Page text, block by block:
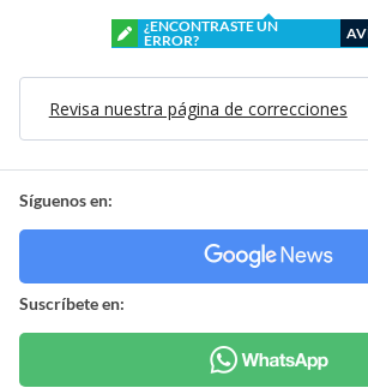
¿ENCONTRASTE UN
ERROR?
Revisa nuestra página de correcciones
Síguenos en:
Suscríbete en: